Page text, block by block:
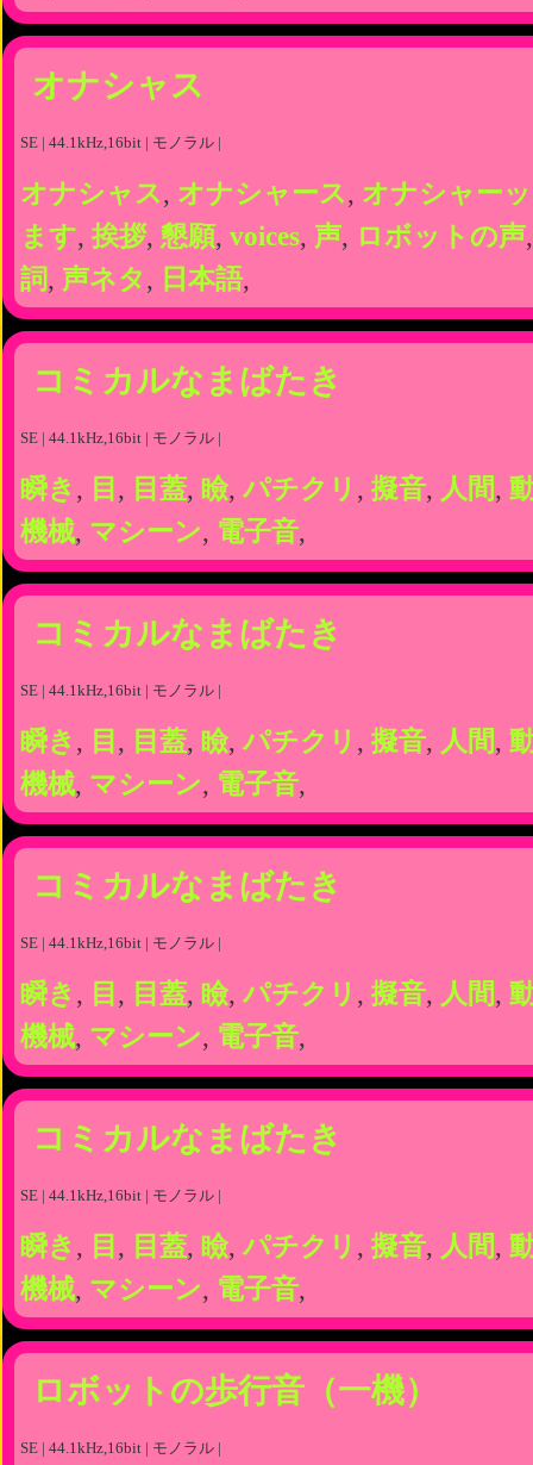
オナシャス
SE | 44.1kHz,16bit | モノラル |
オナシャス, オナシャース, オナシャー
ます, 挨拶, 懇願, voices, 声, ロボットの声
詞, 声ネタ , 日本語,
コミカルなまばたき
SE | 44.1kHz,16bit | モノラル |
瞬き , 目 , 目蓋, 瞼,パチクリ , 擬音, 人間,
機械, マシーン, 電子音,
コミカルなまばたき
SE | 44.1kHz,16bit | モノラル |
瞬き , 目 , 目蓋, 瞼,パチクリ , 擬音, 人間,
機械, マシーン, 電子音,
コミカルなまばたき
SE | 44.1kHz,16bit | モノラル |
瞬き , 目 , 目蓋, 瞼,パチクリ , 擬音, 人間,
機械, マシーン, 電子音,
コミカルなまばたき
SE | 44.1kHz,16bit | モノラル |
瞬き , 目 , 目蓋, 瞼,パチクリ , 擬音, 人間,
機械, マシーン, 電子音,
ロボットの歩行音（一機）
SE | 44.1kHz,16bit | モノラル |